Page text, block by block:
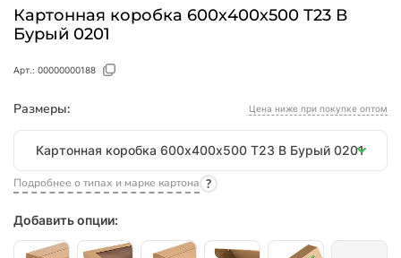
Картонная коробка 600х400х500 Т23 В
Бурый 0201
Арт.: 00000000188
Размеры: Цена ниже при покупке оптом
Размеры
Картонная коробка 600х400х500 Т23 В Бурый 0201
Подробнее о типах и марке картона
Добавить опции: